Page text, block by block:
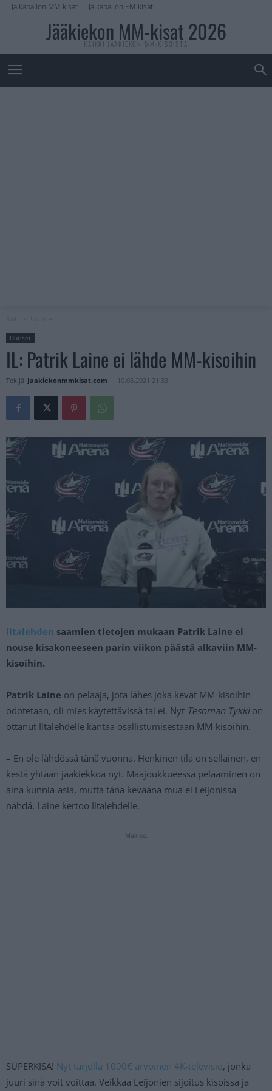
Jalkapallon MM-kisat Jalkapallon EM-kisat
Jääkiekon MM-kisat 2026
KAIKKI JÄÄKIEKON MM-KISOISTA
Uutiset
IL: Patrik Laine ei lähde MM-kisoihin
Tekijä Jaakiekonmmkisat.com - 10.05.2021 21:33
Iltalehden saamien tietojen mukaan Patrik Laine ei
nouse kisakoneeseen parin viikon päästä alkaviin MM-
kisoihin.
Patrik Laine on pelaaja, jota lähes joka kevät MM-kisoihin
odotetaan, oli mies käytettävissä tai ei. Nyt Tesoman Tykki on
ottanut Iltalehdelle kantaa osallistumisestaan MM-kisoihin.
– En ole lähdössä tänä vuonna. Henkinen tila on sellainen, en
kestä yhtään jääkiekkoa nyt. Maajoukkueessa pelaaminen on
aina kunnia-asia, mutta tänä keväänä mua ei Leijonissa
nähdä, Laine kertoo Iltalehdelle.
Mainos:
SUPERKISA! Nyt tarjolla 1000€ arvoinen 4K-televisio, jonka
juuri sinä voit voittaa. Veikkaa Leijonien sijoitus kisoissa ja